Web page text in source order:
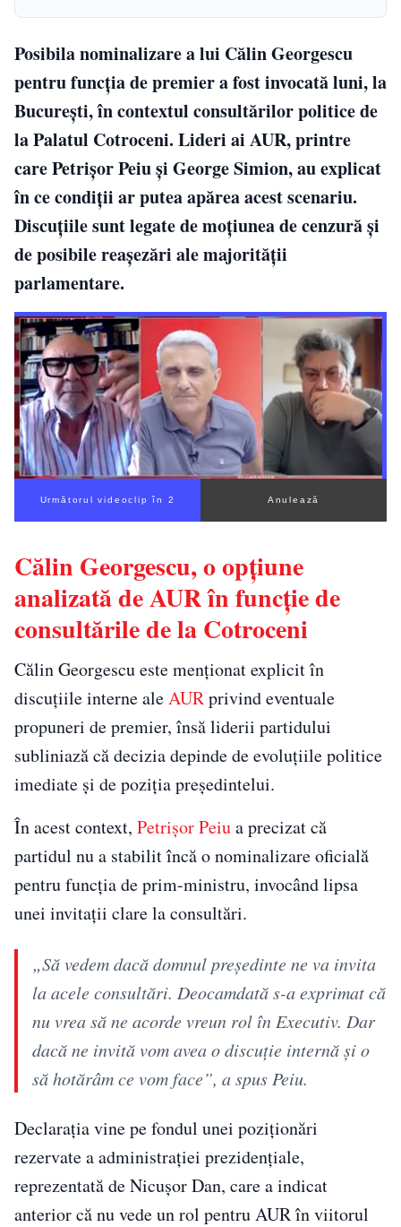
Posibila nominalizare a lui Călin Georgescu
pentru funcția de premier a fost invocată luni, la
București, în contextul consultărilor politice de
la Palatul Cotroceni. Lideri ai AUR, printre
care Petrișor Peiu și George Simion, au explicat
în ce condiții ar putea apărea acest scenariu.
Discuțiile sunt legate de moțiunea de cenzură și
de posibile reașezări ale majorității
parlamentare.
Următorul videoclip în 1 Anulează
Călin Georgescu, o opțiune
analizată de AUR în funcție de
consultările de la Cotroceni
Călin Georgescu este menționat explicit în
discuțiile interne aleAURprivind eventuale
propuneri de premier, însă liderii partidului
subliniază că decizia depinde de evoluțiile politice
imediate și de poziția președintelui.
În acest context, Petrișor Peiua precizat că
partidul nu a stabilit încă o nominalizare oficială
pentru funcția de prim-ministru, invocând lipsa
unei invitații clare la consultări.
„Să vedem dacă domnul președinte ne va invita
la acele consultări. Deocamdată s-a exprimat că
nu vrea să ne acorde vreun rol în Executiv. Dar
dacă ne invită vom avea o discuție internă și o
să hotărâm ce vom face”, a spus Peiu.
Declarația vine pe fondul unei poziționări
rezervate a administrației prezidențiale,
reprezentată de Nicușor Dan, care a indicat
anterior că nu vede un rol pentru AUR în viitorul